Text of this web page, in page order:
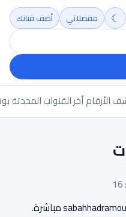
☾ مفضلاتي أضف قناتك
الأرقامأخر القنوات المحدثة